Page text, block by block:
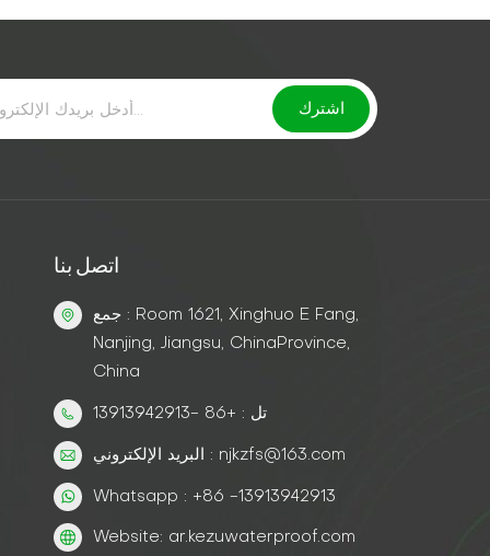
اتصل بنا
جمع : Room 1621, Xinghuo E Fang,
Nanjing, Jiangsu, ChinaProvince,
China
تل : +86 -13913942913
البريد الإلكتروني : njkzfs@163.com
Whatsapp : +86 -13913942913
Website: ar.kezuwaterproof.com